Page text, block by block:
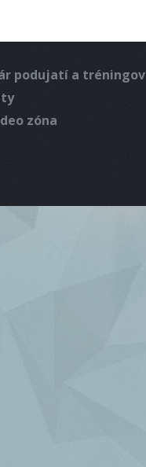
podujatí a tréningov
zóna